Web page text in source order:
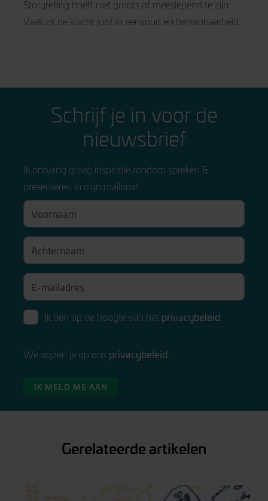
Storytelling hoeft niet groots of meeslepend te zijn.
Vaak zit de kracht juist in eenvoud en herkenbaarheid.
Schrijf je in voor de
nieuwsbrief
Ik ontvang graag inspiratie rondom spreken &
presenteren in mijn mailbox!
Ik ben op de hoogte van het privacybeleid
We wijzen je op ons privacybeleid
IK MELD ME AAN
Gerelateerde artikelen